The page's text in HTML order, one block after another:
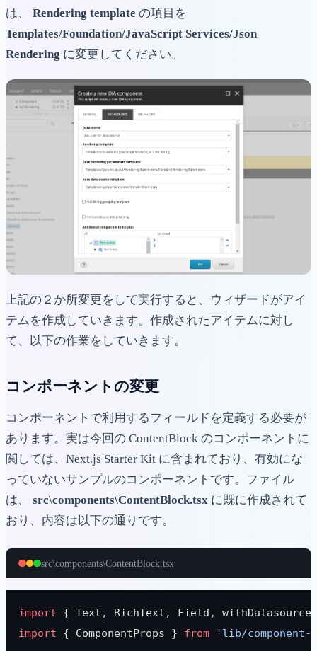
は、 Rendering template の項目を
Templates/Foundation/JavaScript Services/Json
Rendering に変更してください。
上記の２か所変更をして実行すると、ウィザードがアイ
テムを作成していきます。作成されたアイテムに対し
て、以下の作業をしていきます。
コンポーネントの変更
コンポーネントで利用するフィールドを定義する必要が
あります。実は今回の ContentBlock のコンポーネントに
関しては、Next.js Starter Kit に含まれており、有効にな
っていないサンプルのコンポーネントです。ファイル
は、 src\components\ContentBlock.tsx に既に作成されて
おり、内容は以下の通りです。
src\components\ContentBlock.tsx
import { Text, RichText, Field,
import { ComponentProps } from 'lib/component-